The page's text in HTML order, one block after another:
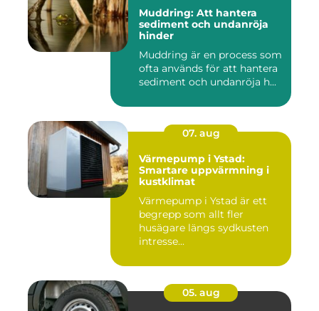
Muddring: Att hantera
sediment och undanröja
hinder
Muddring är en process som
ofta används för att hantera
sediment och undanröja h...
07. aug
Värmepump i Ystad:
Smartare uppvärmning i
kustklimat
Värmepump i Ystad är ett
begrepp som allt fler
husägare längs sydkusten
intresse...
05. aug